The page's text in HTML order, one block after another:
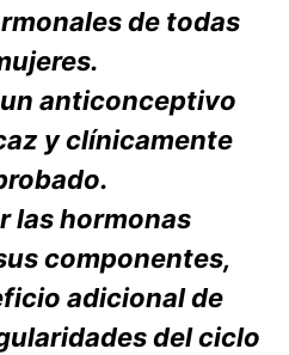
de todas
anticonceptivo
y clínicamente
las hormonas
componentes,
adicional de
del ciclo